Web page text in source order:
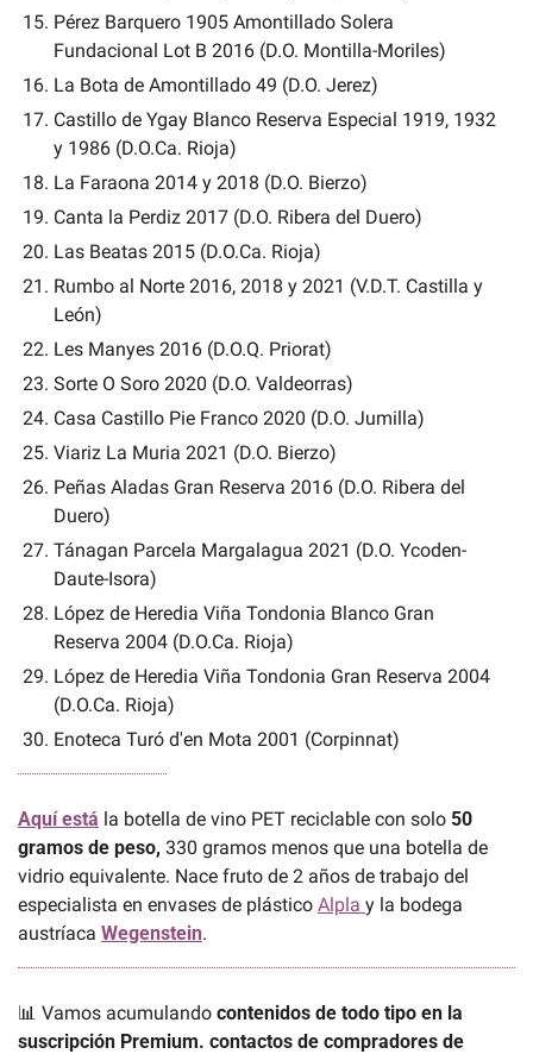
Pérez Barquero 1905 Amontillado Solera
Fundacional Lot B 2016 (D.O. Montilla-Moriles)
La Bota de Amontillado 49 (D.O. Jerez)
Castillo de Ygay Blanco Reserva Especial 1919, 1932
y 1986 (D.O.Ca. Rioja)
La Faraona 2014 y 2018 (D.O. Bierzo)
Canta la Perdiz 2017 (D.O. Ribera del Duero)
Las Beatas 2015 (D.O.Ca. Rioja)
Rumbo al Norte 2016, 2018 y 2021 (V.D.T. Castilla y
León)
Les Manyes 2016 (D.O.Q. Priorat)
Sorte O Soro 2020 (D.O. Valdeorras)
Casa Castillo Pie Franco 2020 (D.O. Jumilla)
Viariz La Muria 2021 (D.O. Bierzo)
Peñas Aladas Gran Reserva 2016 (D.O. Ribera del
Duero)
Tánagan Parcela Margalagua 2021 (D.O. Ycoden-
Daute-Isora)
López de Heredia Viña Tondonia Blanco Gran
Reserva 2004 (D.O.Ca. Rioja)
López de Heredia Viña Tondonia Gran Reserva 2004
(D.O.Ca. Rioja)
Enoteca Turó d'en Mota 2001 (Corpinnat)
Aquí está la botella de vino PET reciclable con solo 50
gramos de peso, 330 gramos menos que una botella de
vidrio equivalente. Nace fruto de 2 años de trabajo del
especialista en envases de plástico Alpla y la bodega
austríaca Wegenstein.
📊 Vamos acumulando contenidos de todo tipo en la
suscripción Premium. contactos de compradores de